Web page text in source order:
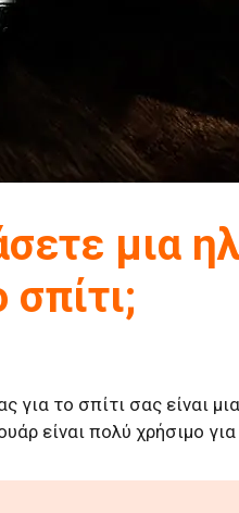
μια
για το σπίτι σας είναι
είναι πολύ χρήσιμο